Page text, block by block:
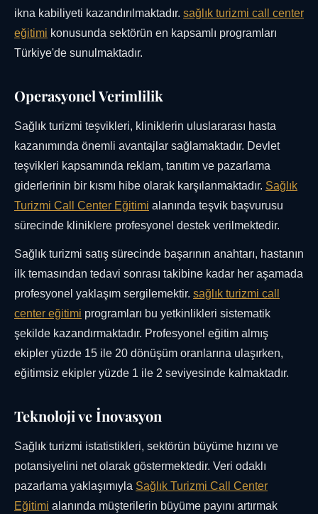
ikna kabiliyeti kazandırılmaktadır. sağlık turizmi call center
eğitimi konusunda sektörün en kapsamlı programları
Türkiye'de sunulmaktadır.
Operasyonel Verimlilik
Sağlık turizmi teşvikleri, kliniklerin uluslararası hasta
kazanımında önemli avantajlar sağlamaktadır. Devlet
teşvikleri kapsamında reklam, tanıtım ve pazarlama
giderlerinin bir kısmı hibe olarak karşılanmaktadır. Sağlık
Turizmi Call Center Eğitimi alanında teşvik başvurusu
sürecinde kliniklere profesyonel destek verilmektedir.
Sağlık turizmi satış sürecinde başarının anahtarı, hastanın
ilk temasından tedavi sonrası takibine kadar her aşamada
profesyonel yaklaşım sergilemektir. sağlık turizmi call
center eğitimi programları bu yetkinlikleri sistematik
şekilde kazandırmaktadır. Profesyonel eğitim almış
ekipler yüzde 15 ile 20 dönüşüm oranlarına ulaşırken,
eğitimsiz ekipler yüzde 1 ile 2 seviyesinde kalmaktadır.
Teknoloji ve İnovasyon
Sağlık turizmi istatistikleri, sektörün büyüme hızını ve
potansiyelini net olarak göstermektedir. Veri odaklı
pazarlama yaklaşımıyla Sağlık Turizmi Call Center
Eğitimi alanında müşterilerin büyüme payını artırmak